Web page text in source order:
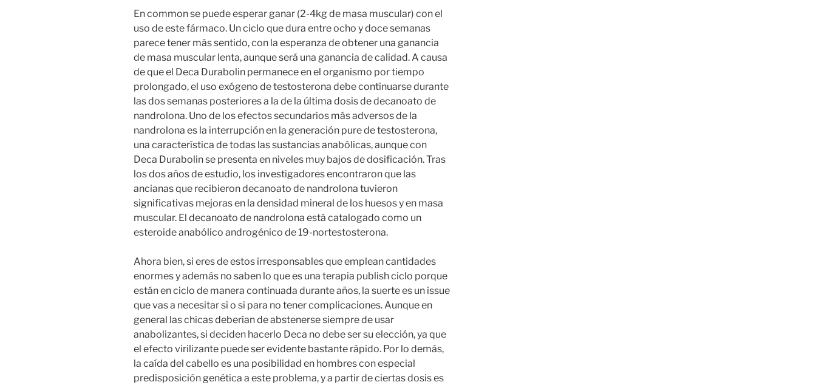
En common se puede esperar ganar (2-4kg de masa muscular) con el
uso de este fármaco. Un ciclo que dura entre ocho y doce semanas
parece tener más sentido, con la esperanza de obtener una ganancia
de masa muscular lenta, aunque será una ganancia de calidad. A causa
de que el Deca Durabolin permanece en el organismo por tiempo
prolongado, el uso exógeno de testosterona debe continuarse durante
las dos semanas posteriores a la de la última dosis de decanoato de
nandrolona. Uno de los efectos secundarios más adversos de la
nandrolona es la interrupción en la generación pure de testosterona,
una característica de todas las sustancias anabólicas, aunque con
Deca Durabolin se presenta en niveles muy bajos de dosificación. Tras
los dos años de estudio, los investigadores encontraron que las
ancianas que recibieron decanoato de nandrolona tuvieron
significativas mejoras en la densidad mineral de los huesos y en masa
muscular. El decanoato de nandrolona está catalogado como un
esteroide anabólico androgénico de 19-nortestosterona.
Ahora bien, si eres de estos irresponsables que emplean cantidades
enormes y además no saben lo que es una terapia publish ciclo porque
están en ciclo de manera continuada durante años, la suerte es un issue
que vas a necesitar si o si para no tener complicaciones. Aunque en
general las chicas deberían de abstenerse siempre de usar
anabolizantes, si deciden hacerlo Deca no debe ser su elección, ya que
el efecto virilizante puede ser evidente bastante rápido. Por lo demás,
la caída del cabello es una posibilidad en hombres con especial
predisposición genética a este problema, y a partir de ciertas dosis es